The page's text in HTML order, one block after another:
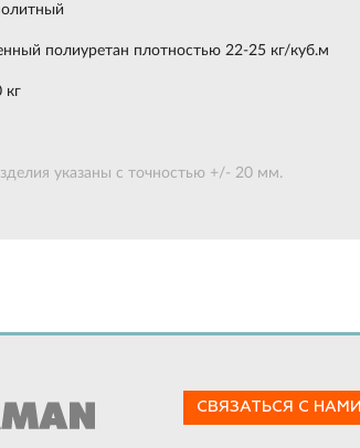
полиуретан плотностью 22-25 кг/куб.м
кг
указаны с точностью +/- 20 мм.
СВЯЗАТЬСЯ С НАМИ